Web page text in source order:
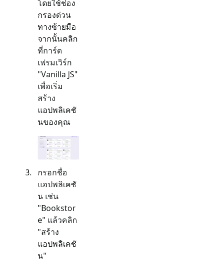
โดยใช้ช่อง
กรองด่วน
ทางซ้ายมือ
จากนั้นคลิก
ที่การ์ด
เฟรมเวิร์ก
"Vanilla JS"
เพื่อเริ่ม
สร้าง
แอปพลิเคชั
นของคุณ
กรอกชื่อ
แอปพลิเคชั
น เช่น
"Bookstor
e" แล้วคลิก
"สร้าง
แอปพลิเคชั
น"